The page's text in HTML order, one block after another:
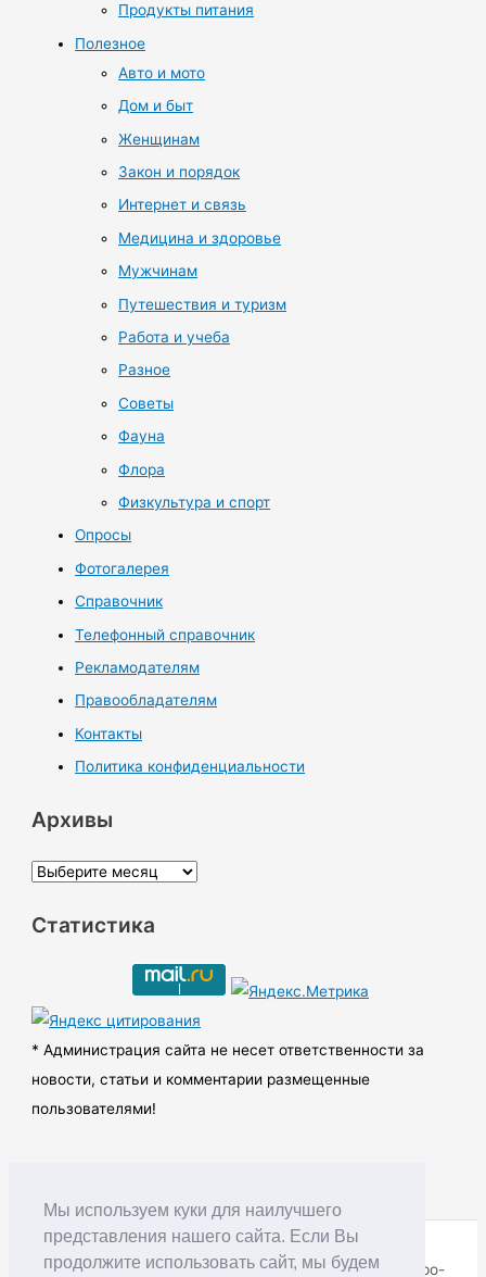
Мы используем куки для наилучшего
представления нашего сайта. Если Вы
продолжите использовать сайт, мы будем
Продукты питания
Полезное
Авто и мото
Дом и быт
Женщинам
Закон и порядок
Интернет и связь
Медицина и здоровье
Мужчинам
Путешествия и туризм
Работа и учеба
Разное
Советы
Фауна
Флора
Физкультура и спорт
Опросы
Фотогалерея
Справочник
Телефонный справочник
Рекламодателям
Правообладателям
Контакты
Политика конфиденциальности
Архивы
А
х
ы
Статистика
* Администрация сайта не несет ответственности за
новости, статьи и комментарии размещенные
пользователями!
Copyright © RUDNIK.MOBI 28.06.2008 - 2026 | Северо-